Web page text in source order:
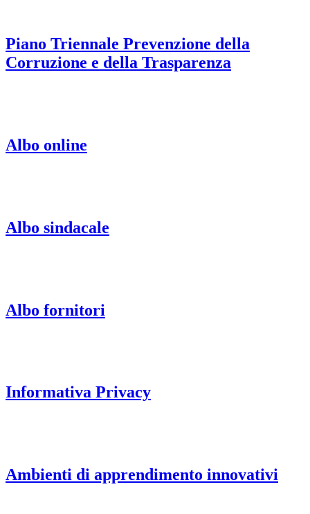
Piano Triennale Prevenzione della
Corruzione e della Trasparenza
Albo online
Albo sindacale
Albo fornitori
Informativa Privacy
Ambienti di apprendimento innovativi